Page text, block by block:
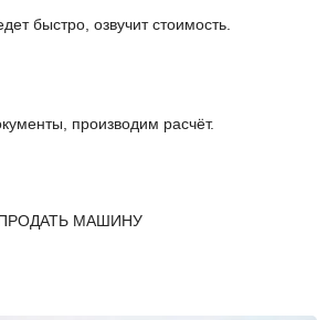
быстро, озвучит стоимость.
производим расчёт.
МАШИНУ